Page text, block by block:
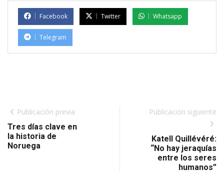
Facebook Twitter Whatsapp
Telegram
Publicación previa
Tres días clave en
la historia de
Noruega
Publicación siguiente
Katell Quillévéré:
“No hay jeraquías
entre los seres
humanos”